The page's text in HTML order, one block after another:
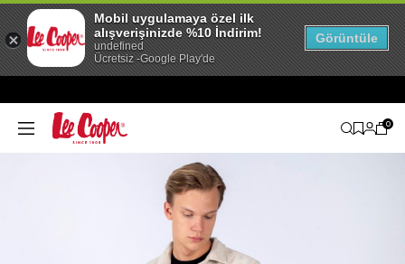
0
Mobil uygulamaya özel ilk
alışverişinizde %10 İndirim!
undefined
Ücretsiz -Google Play'de
Görüntüle